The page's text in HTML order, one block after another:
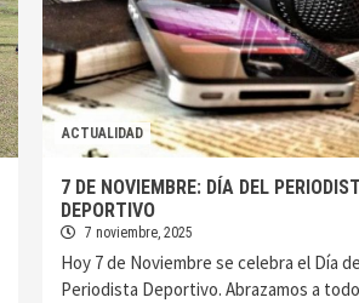
ACTUALIDAD
7 DE NOVIEMBRE: DÍA DEL
DEPORTIVO
7 noviembre, 2025
Hoy 7 de Noviembre se celebra el Día
Periodista Deportivo. Abrazamos a